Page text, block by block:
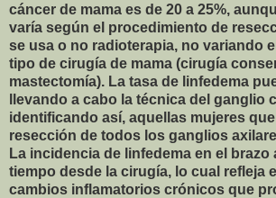
cáncer de mama es de 20 a 25%,
varía según el procedimiento de
se usa o no radioterapia, no variando
tipo de cirugía de mama (cirugía
mastectomía). La tasa de linfedema
llevando a cabo la técnica del ganglio
identificando así, aquellas mujeres
resección de todos los ganglios
La incidencia de linfedema en el brazo
tiempo desde la cirugía, lo cual refleja
cambios inflamatorios crónicos que